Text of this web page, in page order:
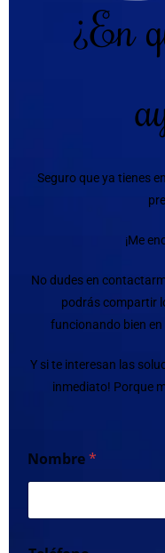
¿En
Seguro que ya tienes
¡Me
No dudes en
podrás compartir
funcionando bien
Y si te interesan las
inmediato! Porque
Nombre*